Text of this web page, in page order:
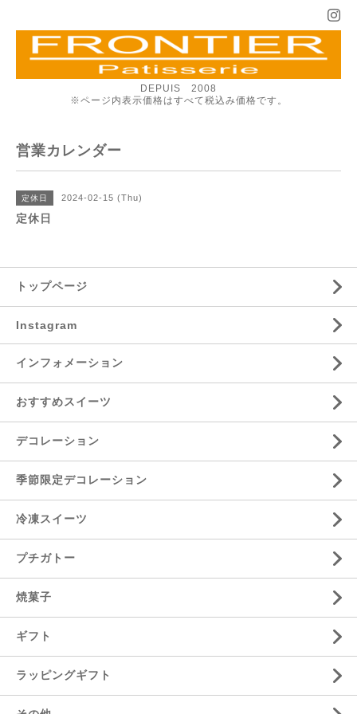
DEPUIS 2008
※ページ内表示価格はすべて税込み価格です。
営業カレンダー
定休日 2024-02-15 (Thu)
定休日
トップページ
Instagram
インフォメーション
おすすめスイーツ
デコレーション
季節限定デコレーション
冷凍スイーツ
プチガトー
焼菓子
ギフト
ラッピングギフト